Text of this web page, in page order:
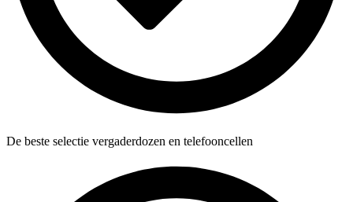
De beste selectie vergaderdozen en telefooncellen